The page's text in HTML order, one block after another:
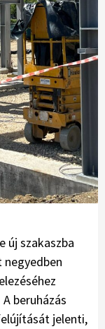
új szakaszba
beruházás
jelenti,